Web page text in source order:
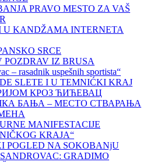
PRAVO MESTO ZA VAŠ
U KANDŽAMA INTERNETA
SRCE
POZDRAV IZ BRUSA
– rasadnik uspešnih sportista“
SLETE I U TEMNIĆKI KRAJ
КРОЗ ЋИЋЕВАЦ
БАЊА – МЕСТО СТВАРАЊА
MANIFESTACIJE
KRAJA“
POGLED NA SOKOBANjU
GRADIMO